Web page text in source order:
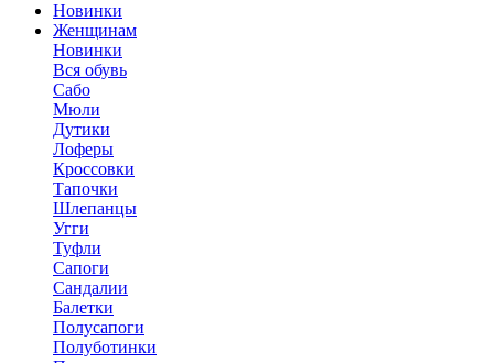
Новинки
Женщинам
Новинки
Вся обувь
Сабо
Мюли
Дутики
Лоферы
Кроссовки
Тапочки
Шлепанцы
Угги
Туфли
Сапоги
Сандалии
Балетки
Полусапоги
Полуботинки